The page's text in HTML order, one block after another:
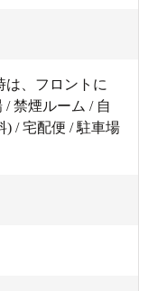
は、フロントに
禁煙ルーム / 自
) / 宅配便 / 駐車場